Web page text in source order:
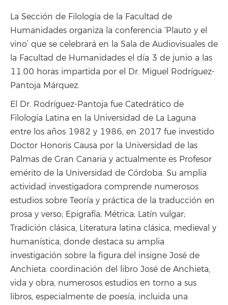
La Sección de Filología de la Facultad de
Humanidades organiza la conferencia ‘Plauto y el
vino’ que se celebrará en la Sala de Audiovisuales de
la Facultad de Humanidades el día 3 de junio a las
11.00 horas impartida por el Dr. Miguel Rodríguez-
Pantoja Márquez.
El Dr. Rodríguez-Pantoja fue Catedrático de
Filología Latina en la Universidad de La Laguna
entre los años 1982 y 1986, en 2017 fue investido
Doctor Honoris Causa por la Universidad de las
Palmas de Gran Canaria y actualmente es Profesor
emérito de la Universidad de Córdoba. Su amplia
actividad investigadora comprende numerosos
estudios sobre Teoría y práctica de la traducción en
prosa y verso; Epigrafía; Métrica; Latín vulgar;
Tradición clásica, Literatura latina clásica, medieval y
humanística, donde destaca su amplia
investigación sobre la figura del insigne José de
Anchieta: coordinación del libro José de Anchieta,
vida y obra, numerosos estudios en torno a sus
libros, especialmente de poesía, incluida una